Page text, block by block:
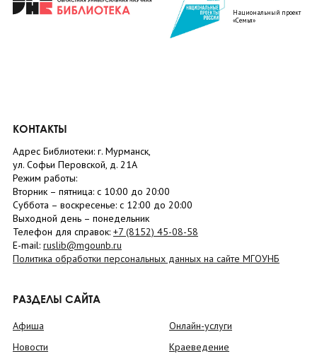
Национальный проект
«Семья»
КОНТАКТЫ
Адрес Библиотеки: г. Мурманск,
ул. Софьи Перовской, д. 21А
Режим работы:
Вторник – пятница: с 10:00 до 20:00
Суббота – воскресенье: c 12:00 до 20:00
Выходной день – понедельник
Телефон для справок: +7 (8152) 45-08-58
E-mail: ruslib@mgounb.ru
Политика обработки персональных данных на сайте МГОУНБ
РАЗДЕЛЫ САЙТА
Афиша
Новости
Онлайн-услуги
Краеведение